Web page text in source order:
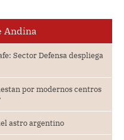
Andina
Sector Defensa despliega
por modernos centros
astro argentino